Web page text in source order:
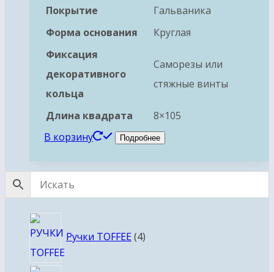
Покрытие
Гальваника
Форма основания
Круглая
Фиксация
декоративного
кольца
Саморезы или
стяжные винты
Длина квадрата
8×105
В корзину
Подробнее
Ручки TOFFEE 4товара